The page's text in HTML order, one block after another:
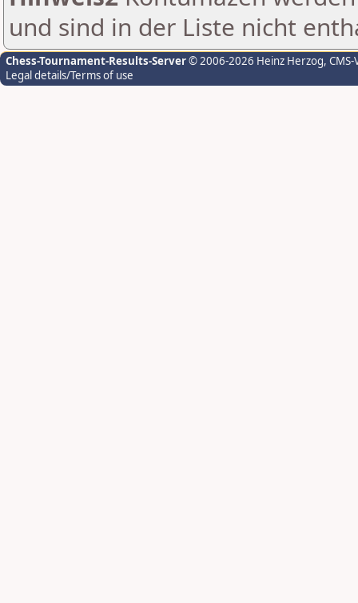
und sind in der Liste nicht
Chess-Tournament-Results-Server© 2006-2026 Heinz Herzog,
Legal details/Terms of use